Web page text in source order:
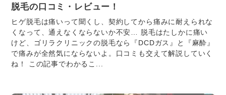
脱毛の口コミ・レビュー！
ヒゲ脱毛は痛いって聞くし、契約してから痛みに耐えられな
くなって、通えなくならないか不安… 脱毛はたしかに痛い
けど、ゴリラクリニックの脱毛なら『DCDガス』と『麻酔』
で痛みが全然気にならないよ。口コミも交えて解説していく
ね！ この記事でわかるこ...